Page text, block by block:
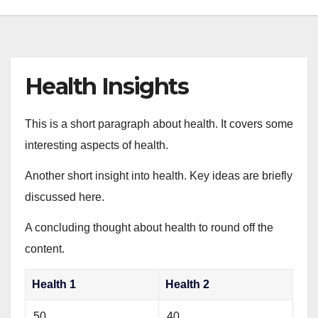
Health Insights
This is a short paragraph about health. It covers some
interesting aspects of health.
Another short insight into health. Key ideas are briefly
discussed here.
A concluding thought about health to round off the
content.
Health 1 Health 2